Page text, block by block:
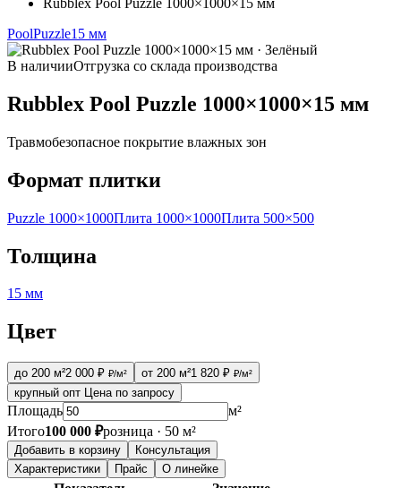
Rubblex Pool Puzzle 1000×1000×15 мм
PoolPuzzle15 мм
В наличииОтгрузка со склада производства
Rubblex Pool Puzzle 1000×1000×15 мм
Травмобезопасное покрытие влажных зон
Формат плитки
Puzzle 1000×1000Плита 1000×1000Плита 500×500
Толщина
15 мм
Цвет
до 200 м²2 000 ₽ ₽/м² от 200 м²1 820 ₽ ₽/м²
крупный опт Цена по запросу
Площадь
м²
Итого100 000 ₽розница · 50 м²
Добавить в корзину
Консультация
Характеристики
Прайс О линейке